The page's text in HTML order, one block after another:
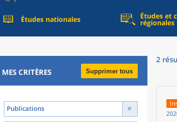
Études nationales Études et
régionales
MES CRITÈRES Supprimer tous
Publications
2